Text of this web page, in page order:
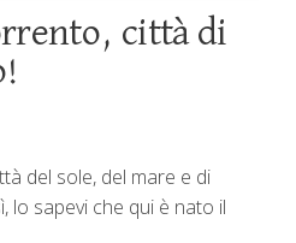
città di
del sole, del mare e di
lo sapevi che qui è nato il